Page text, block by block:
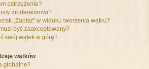
ostrzeżenie?
moderatorowi?
„Zapisz” w widoku tworzenia wątku?
być zaakceptowany?
swój wątek w górę?
wątków
globalne?